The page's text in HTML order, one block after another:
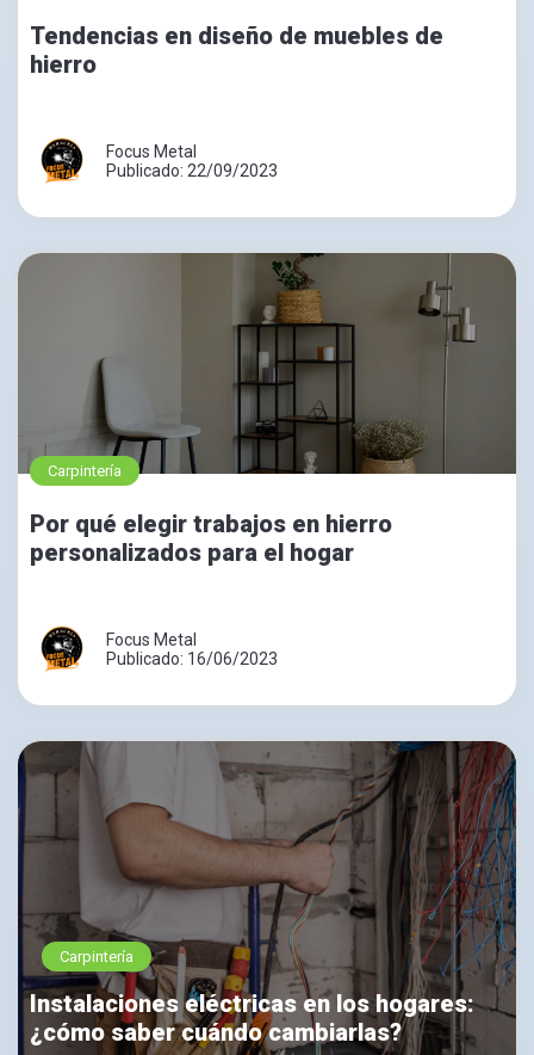
Tendencias en diseño de muebles de
hierro
Focus Metal
Publicado: 22/09/2023
Carpintería
Por qué elegir trabajos en hierro
personalizados para el hogar
Focus Metal
Publicado: 16/06/2023
Carpintería
Instalaciones eléctricas en los hogares:
¿cómo saber cuándo cambiarlas?